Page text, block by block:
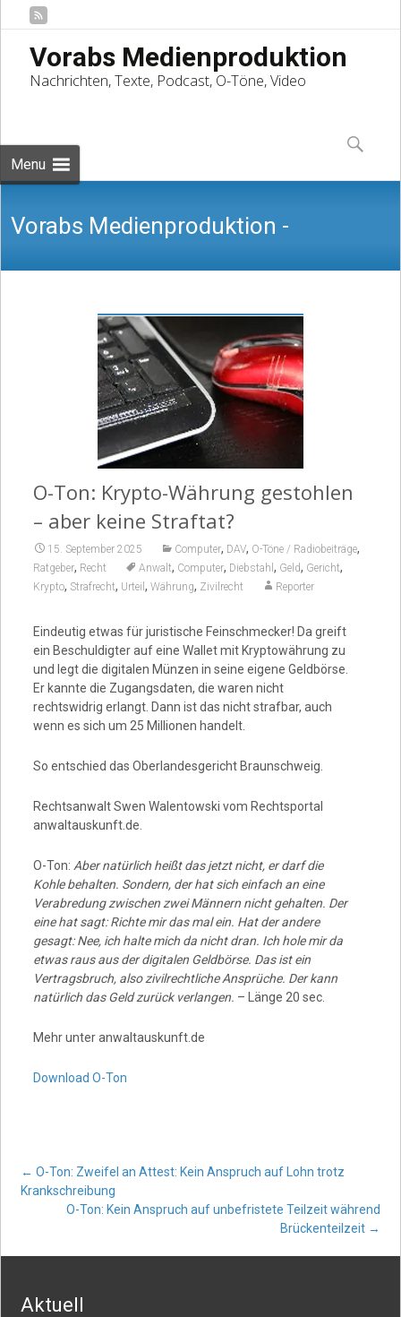
Vorabs Medienproduktion
Nachrichten, Texte, Podcast, O-Töne, Video
Menu
to
content
Suchen
nach:
Vorabs Medienproduktion -
Nachrichten, Texte, Podcast, O-Töne,
O-Ton: Krypto-Währung gestohlen
– aber keine Straftat?
15. September 2025 Computer, DAV, O-Töne / Radiobeiträge,
Ratgeber, Recht Anwalt, Computer, Diebstahl , Geld, Gericht,
Krypto, Strafrecht, Urteil , Währung, Zivilrecht Reporter
Eindeutig etwas für juristische Feinschmecker! Da greift
ein Beschuldigter auf eine Wallet mit Kryptowährung zu
und legt die digitalen Münzen in seine eigene Geldbörse.
Er kannte die Zugangsdaten, die waren nicht
rechtswidrig erlangt. Dann ist das nicht strafbar, auch
wenn es sich um 25 Millionen handelt.
So entschied das Oberlandesgericht Braunschweig.
Rechtsanwalt Swen Walentowski vom Rechtsportal
anwaltauskunft.de.
O-Ton: Aber natürlich heißt das jetzt nicht, er darf die
Kohle behalten. Sondern, der hat sich einfach an eine
Verabredung zwischen zwei Männern nicht gehalten. Der
eine hat sagt: Richte mir das mal ein. Hat der andere
gesagt: Nee, ich halte mich da nicht dran. Ich hole mir da
etwas raus aus der digitalen Geldbörse. Das ist ein
Vertragsbruch, also zivilrechtliche Ansprüche. Der kann
natürlich das Geld zurück verlangen. – Länge 20 sec.
Mehr unter anwaltauskunft.de
Download O-Ton
Post
navigation
← O-Ton: Zweifel an Attest: Kein Anspruch auf Lohn trotz
Krankschreibung
O-Ton: Kein Anspruch auf unbefristete Teilzeit während
Brückenteilzeit →
Aktuell